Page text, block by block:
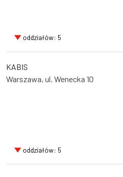
oddziałów: 5
KABIS
Warszawa, ul. Wenecka 10
oddziałów: 5